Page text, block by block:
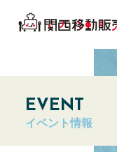
EVENT
イベント情報